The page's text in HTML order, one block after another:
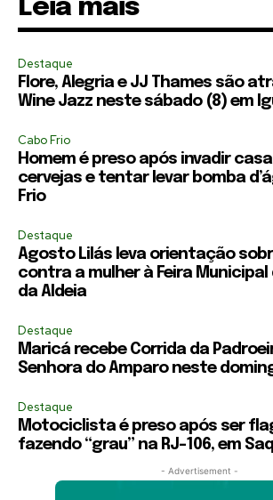
Leia mais
Destaque
Flore, Alegria e JJ Thames são
Wine Jazz neste sábado (8) em
Cabo Frio
Homem é preso após invadir
cervejas e tentar levar bomba
Frio
Destaque
Agosto Lilás leva orientação
contra a mulher à Feira Municipal
da Aldeia
Destaque
Maricá recebe Corrida da
Senhora do Amparo neste
Destaque
Motociclista é preso após ser
fazendo “grau” na RJ-106, em
- Advertisement -